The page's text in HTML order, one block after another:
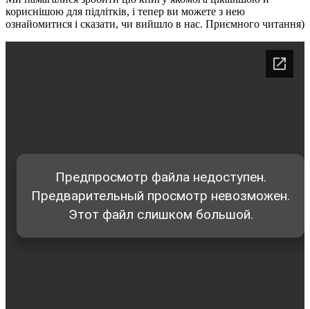
кориснішою для підлітків, і тепер ви можете з нею
ознайомитися і сказати, чи вийшло в нас. Приємного читання)